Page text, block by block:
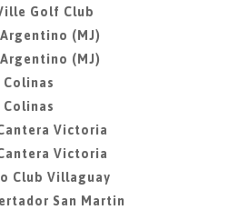
Golf Club
(MJ)
(MJ)
Colinas
Colinas
Victoria
Victoria
Club Villaguay
San Martin